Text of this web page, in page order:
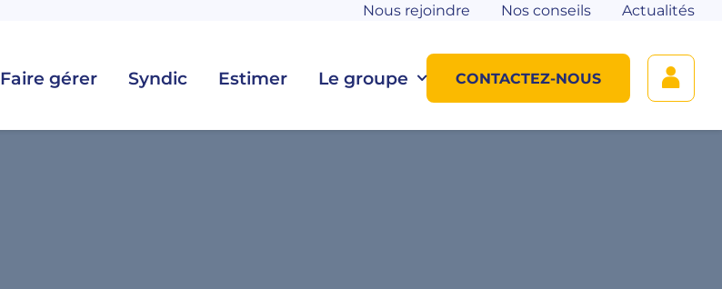
Faire gérer Syndic Estimer Le groupe
Nous rejoindre Nos conseils Actualités
CONTACTEZ-NOUS